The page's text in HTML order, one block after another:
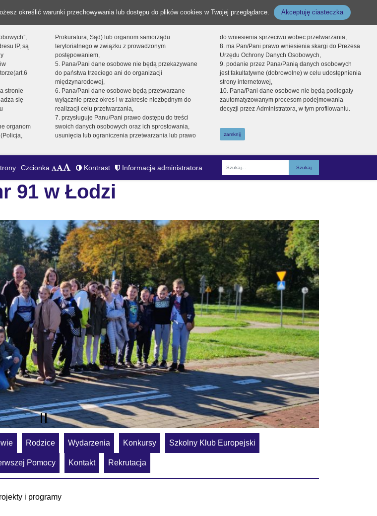
określić warunki przechowywania lub dostępu do plików cookies w Twojej przeglądarce. Akceptuję ciasteczka
IP, są
stronie
się
organom
Prokuratura, Sąd) lub organom samorządu
terytorialnego w związku z prowadzonym
postępowaniem,
5. Pana/Pani dane osobowe nie będą przekazywane
do państwa trzeciego ani do organizacji
międzynarodowej,
6. Pana/Pani dane osobowe będą przetwarzane
wyłącznie przez okres i w zakresie niezbędnym do
realizacji celu przetwarzania,
7. przysługuje Panu/Pani prawo dostępu do treści
swoich danych osobowych oraz ich sprostowania,
usunięcia lub ograniczenia przetwarzania lub prawo
do wniesienia sprzeciwu wobec przetwarzania,
8. ma Pan/Pani prawo wniesienia skargi do Prezesa
Urzędu Ochrony Danych Osobowych,
9. podanie przez Pana/Panią danych osobowych
jest fakultatywne (dobrowolne) w celu udostępnienia
strony internetowej,
10. Pana/Pani dane osobowe nie będą podlegały
zautomatyzowanym procesom podejmowania
decyzji przez Administratora, w tym profilowaniu.
zamknij
Czcionka Kontrast Informacja administratora
Fraza
91 w Łodzi
Rodzice Wydarzenia Konkursy Szkolny Klub Europejski
Pomocy Kontakt Rekrutacja
i programy